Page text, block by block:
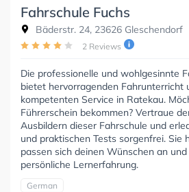
Fahrschule Fuchs
Bäderstr. 24, 23626 Gleschendorf
2 Reviews
Die professionelle und wohlgesinnte
bietet hervorragenden Fahrunterricht
kompetenten Service in Ratekau.
Führerschein bekommen? Vertraue
Ausbildern dieser Fahrschule und
und praktischen Tests sorgenfrei. Sie
passen sich deinen Wünschen an
persönliche Lernerfahrung.
German